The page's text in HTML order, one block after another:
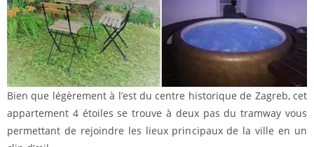
Bien que légèrement à l’est du centre historique de Zagreb, cet
appartement 4 étoiles se trouve à deux pas du tramway vous
permettant de rejoindre les lieux principaux de la ville en un